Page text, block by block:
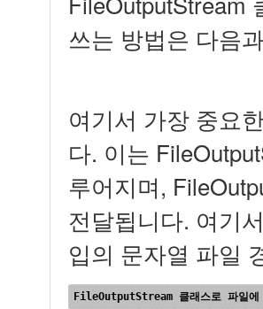
쓰는 방법은 다음
여기서 가장 중요
다. 이는
루어지며,
전달됩니다. 여기
입의 문자열 파일